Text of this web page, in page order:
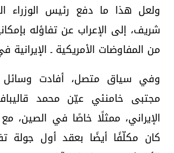
ولعل هذا ما دفع رئيس الوزراء
شريف، إلى الإعراب عن تفاؤله
من المفاوضات الأمريكية ـ الإيرانية
وفي سياق متصل، أفادت وسائل
مجتبى خامنئي عيّن محمد
الإيراني، ممثلًا خاصًا في الصين،
كان مكلّفًا أيضًا بعقد أول جولة